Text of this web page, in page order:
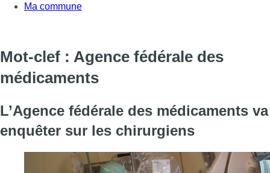
Ma commune
Mot-clef : Agence fédérale des
médicaments
L’Agence fédérale des médicaments va
enquêter sur les chirurgiens